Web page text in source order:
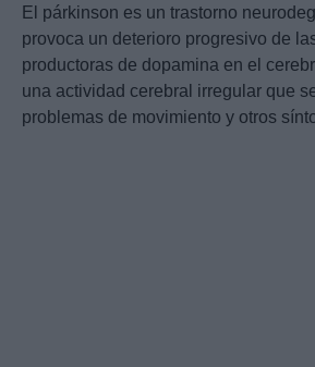
El párkinson es un trastorno
provoca un deterioro progresivo de
productoras de dopamina en el
una actividad cerebral irregular que
problemas de movimiento y otros